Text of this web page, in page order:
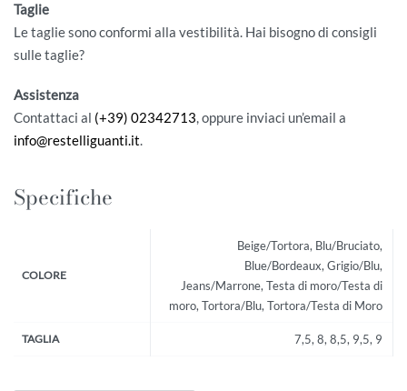
Taglie
Le taglie sono conformi alla vestibilità. Hai bisogno di consigli
sulle taglie?
Assistenza
Contattaci al (+39) 02342713, oppure inviaci un’email a
info@restelliguanti.it.
Specifiche
COLORE
Beige/Tortora, Blu/Bruciato,
Blue/Bordeaux, Grigio/Blu,
Jeans/Marrone, Testa di moro/Testa di
moro, Tortora/Blu, Tortora/Testa di Moro
TAGLIA 7,5, 8, 8,5, 9,5, 9